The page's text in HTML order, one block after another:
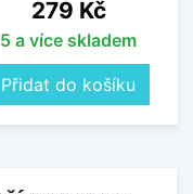
Cena
279 Kč
5 a více skladem
Přidat do košíku